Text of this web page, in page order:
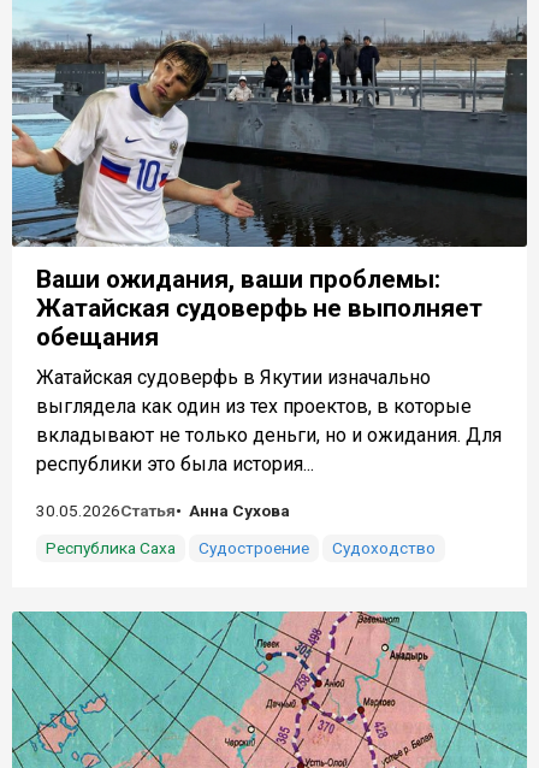
Ваши ожидания, ваши проблемы:
Жатайская судоверфь не выполняет
обещания
Жатайская судоверфь в Якутии изначально
выглядела как один из тех проектов, в которые
вкладывают не только деньги, но и ожидания. Для
республики это была история...
30.05.2026Статья
Анна Сухова
Республика Саха
Судостроение Судоходство